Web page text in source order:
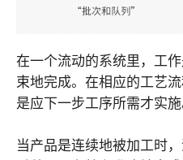
在一个流动的系统里，工
束地完成。在相应的工艺
是应下一步工序所需才实施
当产品是连续地被加工时